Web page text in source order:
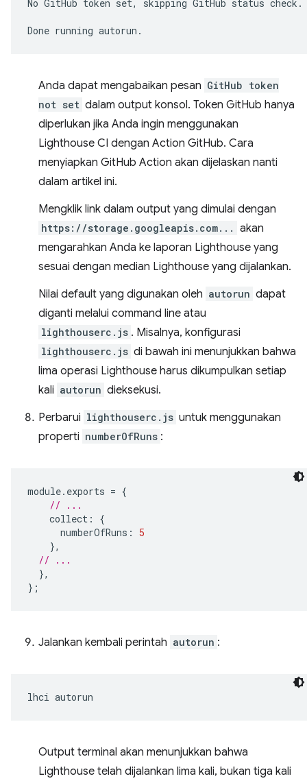
No GitHub token set, skipping GitHub status check.
Done running
Anda dapat mengabaikan pesan GitHub token
not set dalam output konsol. Token GitHub hanya
diperlukan jika Anda ingin menggunakan
Lighthouse CI dengan Action GitHub. Cara
menyiapkan GitHub Action akan dijelaskan nanti
dalam artikel ini.
Mengklik link dalam output yang dimulai dengan
https://storage.googleapis.com... akan
mengarahkan Anda ke laporan Lighthouse yang
sesuai dengan median Lighthouse yang dijalankan.
Nilai default yang digunakan oleh autorun dapat
diganti melalui command line atau
lighthouserc.js . Misalnya, konfigurasi
lighthouserc.js di bawah ini menunjukkan bahwa
lima operasi Lighthouse harus dikumpulkan setiap
kali autorun dieksekusi.
Perbarui lighthouserc.js untuk menggunakan
properti numberOfRuns :
module. exports = {
// ...
collect :
{
numberOfRuns :
5
},
// ...
},
};
Jalankan kembali perintah autorun :
lhci
Output terminal akan menunjukkan bahwa
Lighthouse telah dijalankan lima kali, bukan tiga kali